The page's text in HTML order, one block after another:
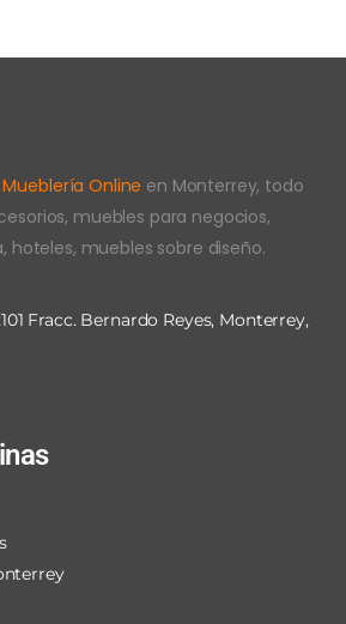
Mueblería Online en Monterrey, todo
muebles para negocios,
hoteles, muebles sobre diseño.
Fracc. Bernardo Reyes, Monterrey,